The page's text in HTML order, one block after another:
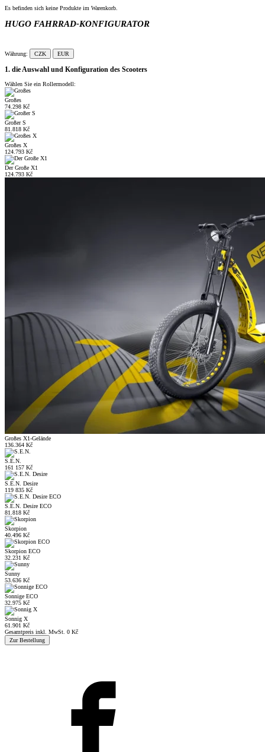
Es befinden sich keine Produkte im Warenkorb.
HUGO FAHRRAD-KONFIGURATOR
Währung: CZK EUR
1. die Auswahl und Konfiguration des Scooters
Wählen Sie ein Rollermodell:
Großes
74.298 Kč
Großer S
81.818 Kč
Großes X
124.793 Kč
Der Große X1
124.793 Kč
Großes X1-Gelände
136.364 Kč
S.E.N.
161 157 Kč
S.E.N. Desire
119 835 Kč
S.E.N. Desire ECO
81.818 Kč
Skorpion
40.496 Kč
Skorpion ECO
32.231 Kč
Sunny
53.636 Kč
Sonnige ECO
32.975 Kč
Sonnig X
61.901 Kč
Gesamtpreis inkl. MwSt. 0 Kč
Zur Bestellung